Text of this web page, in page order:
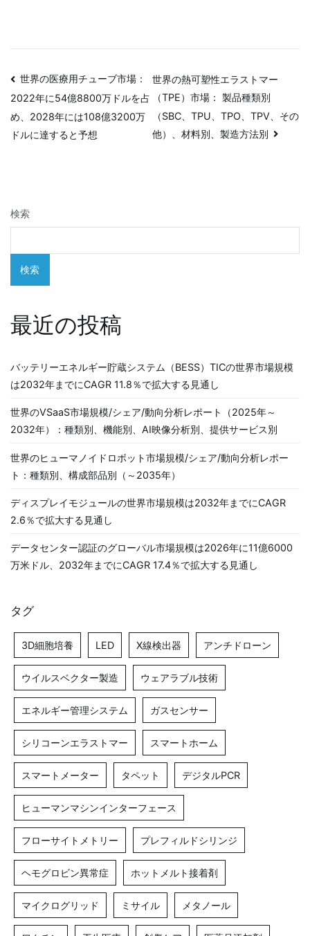
投
稿
ナ
ー
シ
ョ
ン
世界の医療用チューブ市場：
2022年に54億8800万ドルを占
め、2028年には108億3200万
ドルに達すると予想
世界の熱可塑性エラストマー
（TPE）市場： 製品種類別
（SBC、TPU、TPO、TPV、その
他）、材料別、製造方法別
検索
検索
最近の投稿
バッテリーエネルギー貯蔵システム（BESS）TICの世界市場規模
は2032年までにCAGR 11.8％で拡大する見通し
世界のVSaaS市場規模/シェア/動向分析レポート（2025年～
2032年）：種類別、機能別、AI映像分析別、提供サービス別
世界のヒューマノイドロボット市場規模/シェア/動向分析レポー
ト：種類別、構成部品別（～2035年）
ディスプレイモジュールの世界市場規模は2032年までにCAGR
2.6％で拡大する見通し
データセンター認証のグローバル市場規模は2026年に11億6000
万米ドル、2032年までにCAGR 17.4％で拡大する見通し
タグ
3D細胞培養 LED X線検出器 アンチドローン
ウイルスベクター製造 ウェアラブル技術
エネルギー管理システム ガスセンサー
シリコーンエラストマー スマートホーム
スマートメーター タペット デジタルPCR
ヒューマンマシンインターフェース
フローサイトメトリー プレフィルドシリンジ
ヘモグロビン異常症 ホットメルト接着剤
マイクログリッド ミサイル メタノール